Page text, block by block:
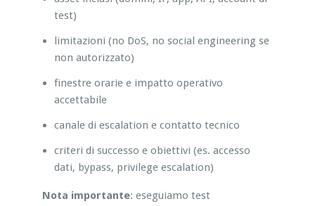
test)
limitazioni (no DoS, no social engineering se
non autorizzato)
finestre orarie e impatto operativo
accettabile
canale di escalation e contatto tecnico
criteri di successo e obiettivi (es. accesso
dati, bypass, privilege escalation)
Nota importante: eseguiamo test